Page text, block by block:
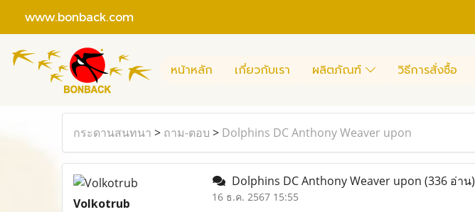
www.bonback.com
หน้าหลัก เกี่ยวกับเรา ผลิตภัณฑ์ วิธีการสั่งซื้อ
กระดานสนทนา > ถาม-ตอบ > Dolphins DC Anthony Weaver upon
Volkotrub
Dolphins DC Anthony Weaver upon (336 อ่าน)
16 ธ.ค. 2567 15:55